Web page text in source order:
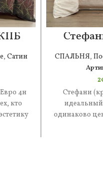
, Сатин
4н
кто
СПАЛЬНЯ,
Стефани
одинаково